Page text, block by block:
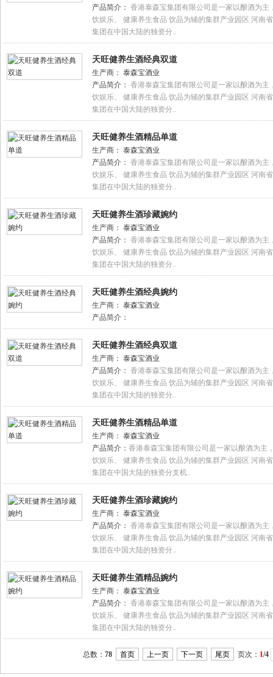
产品简介： 香港泰森宝集团有限公司是一家以酿酒为
饮娱乐、 健康养生食品 饮品为辅的集群产业园区 河南
集团在中国大陆的独资分..
天旺健养生酒经典双道
生产商： 泰森宝酒业
产品简介： 香港泰森宝集团有限公司是一家以酿酒为
饮娱乐、 健康养生食品 饮品为辅的集群产业园区 河南
集团在中国大陆的独资分..
天旺健养生酒精品单道
生产商： 泰森宝酒业
产品简介： 香港泰森宝集团有限公司是一家以酿酒为
饮娱乐、 健康养生食品 饮品为辅的集群产业园区 河南
集团在中国大陆的独资分..
天旺健养生酒珍藏婉约
生产商： 泰森宝酒业
产品简介： 香港泰森宝集团有限公司是一家以酿酒为
饮娱乐、 健康养生食品 饮品为辅的集群产业园区 河南
集团在中国大陆的独资分..
天旺健养生酒经典婉约
生产商： 泰森宝酒业
产品简介：
天旺健养生酒经典双道
生产商： 泰森宝酒业
产品简介： 香港泰森宝集团有限公司是一家以酿酒为
饮娱乐、 健康养生食品 饮品为辅的集群产业园区 河南
集团在中国大陆的独资分..
天旺健养生酒精品单道
生产商： 泰森宝酒业
产品简介： 香港泰森宝集团有限公司是一家以酿酒为主
饮娱乐、 健康养生食品 饮品为辅的集群产业园区 河南
集团在中国大陆的独资分支机..
天旺健养生酒珍藏婉约
生产商： 泰森宝酒业
产品简介： 香港泰森宝集团有限公司是一家以酿酒为
饮娱乐、 健康养生食品 饮品为辅的集群产业园区 河南
集团在中国大陆的独资分..
天旺健养生酒精品婉约
生产商： 泰森宝酒业
产品简介： 香港泰森宝集团有限公司是一家以酿酒为
饮娱乐、 健康养生食品 饮品为辅的集群产业园区 河南
集团在中国大陆的独资分..
总数： 78 首页 上一页 下一页 尾页 页次： 1/4